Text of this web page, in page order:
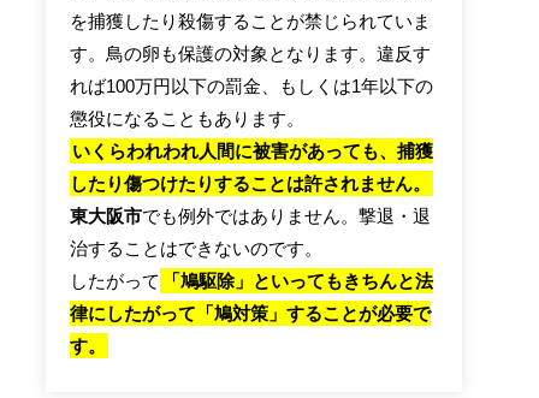
を捕獲したり殺傷することが禁じられていま
す。鳥の卵も保護の対象となります。違反す
れば100万円以下の罰金、もしくは1年以下の
懲役になることもあります。
いくらわれわれ人間に被害があっても、捕獲
したり傷つけたりすることは許されません。
東大阪市でも例外ではありません。撃退・退
治することはできないのです。
したがって
「鳩駆除」といってもきちんと法
律にしたがって「鳩対策」することが必要で
す。